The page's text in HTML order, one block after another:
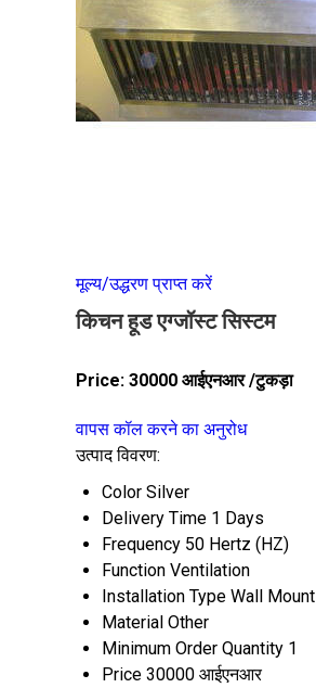
मूल्य/उद्धरण प्राप्त करें
किचन हूड एग्जॉस्ट सिस्टम
Price: 30000 आईएनआर/टुकड़ा
वापस कॉल करने का अनुरोध
उत्पाद विवरण:
Color Silver
Delivery Time 1 Days
Frequency 50 Hertz (HZ)
Function Ventilation
Installation Type Wall Mount
Material Other
Minimum Order Quantity 1
Price 30000 आईएनआर